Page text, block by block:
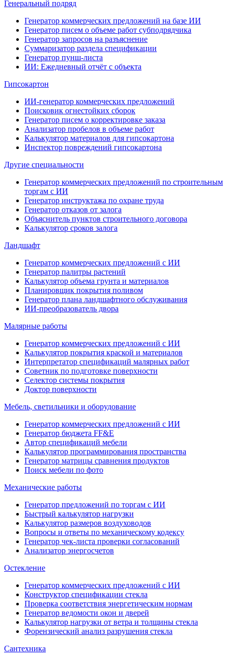
Генеральный подряд
Генератор коммерческих предложений на базе ИИ
Генератор писем о объеме работ субподрядчика
Генератор запросов на разъяснение
Суммаризатор раздела спецификации
Генератор пунш-листа
ИИ: Ежедневный отчёт с объекта
Гипсокартон
ИИ-генератор коммерческих предложений
Поисковик огнестойких сборок
Генератор писем о корректировке заказа
Анализатор пробелов в объеме работ
Калькулятор материалов для гипсокартона
Инспектор повреждений гипсокартона
Другие специальности
Генератор коммерческих предложений по строительным
торгам с ИИ
Генератор инструктажа по охране труда
Генератор отказов от залога
Объяснитель пунктов строительного договора
Калькулятор сроков залога
Ландшафт
Генератор коммерческих предложений с ИИ
Генератор палитры растений
Калькулятор объема грунта и материалов
Планировщик покрытия поливом
Генератор плана ландшафтного обслуживания
ИИ-преобразователь двора
Малярные работы
Генератор коммерческих предложений с ИИ
Калькулятор покрытия краской и материалов
Интерпретатор спецификаций малярных работ
Советник по подготовке поверхности
Селектор системы покрытия
Доктор поверхности
Мебель, светильники и оборудование
Генератор коммерческих предложений с ИИ
Генератор бюджета FF&E
Автор спецификаций мебели
Калькулятор программирования пространства
Генератор матрицы сравнения продуктов
Поиск мебели по фото
Механические работы
Генератор предложений по торгам с ИИ
Быстрый калькулятор нагрузки
Калькулятор размеров воздуховодов
Вопросы и ответы по механическому кодексу
Генератор чек-листа проверки согласований
Анализатор энергосчетов
Остекление
Генератор коммерческих предложений с ИИ
Конструктор спецификации стекла
Проверка соответствия энергетическим нормам
Генератор ведомости окон и дверей
Калькулятор нагрузки от ветра и толщины стекла
Форензический анализ разрушения стекла
Сантехника